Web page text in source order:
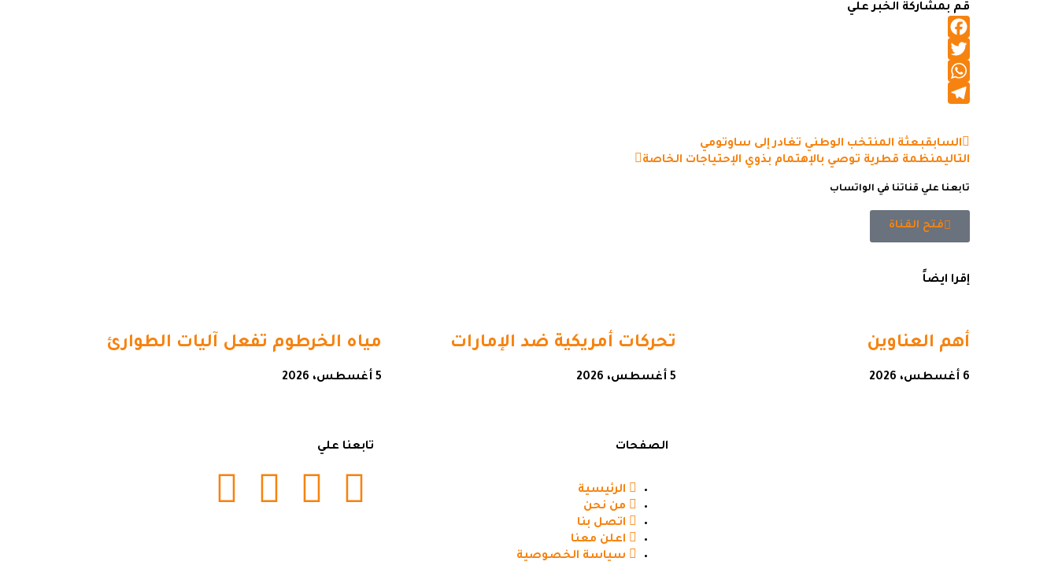
قم بمشاركة الخبر علي
Facebook
Twitter
WhatsApp
السابقبعثة المنتخب الوطني تغادر إلى ساوتومي
التاليمنظمة قطرية توصي بالإهتمام بذوي الإحتياجات الخاصة
تابعنا علي قناتنا في الواتساب
فتح القناة
إقرا ايضاً
أهم العناوين
6 أغسطس، 2026
تحركات أمريكية ضد الإمارات
5 أغسطس، 2026
مياه الخرطوم تفعل آليات الطوارئ
5 أغسطس، 2026
الصفحات
الرئيسية
من نحن
اتصل بنا
اعلن معنا
سياسة الخصوصية
تابعنا علي